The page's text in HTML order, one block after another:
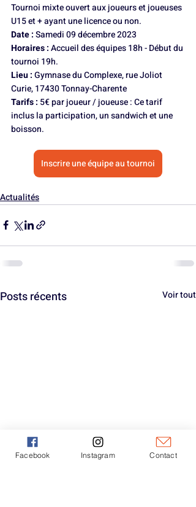
Tournoi mixte ouvert aux joueurs et joueuses
U15 et + ayant une licence ou non.
Date : Samedi 09 décembre 2023
Horaires : Accueil des équipes 18h - Début du
tournoi 19h.
Lieu : Gymnase du Complexe, rue Joliot
Curie, 17430 Tonnay-Charente
Tarifs : 5€ par joueur / joueuse : Ce tarif
inclus la participation, un sandwich et une
boisson.
Inscrire une équipe au tournoi
Actualités
Posts récents Voir tout
Facebook Instagram Contact